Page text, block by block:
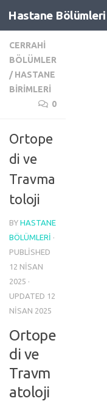
Skip to content
Hastane Bölümleri
CERRAHI
BÖLÜMLER
/ HASTANE
BIRIMLERI
0
Ortope
di ve
Travma
toloji
BY HASTANE
BÖLÜMLERI ·
PUBLISHED
12 NISAN
2025 ·
UPDATED 12
NISAN 2025
Ortope
di ve
Travm
atoloji